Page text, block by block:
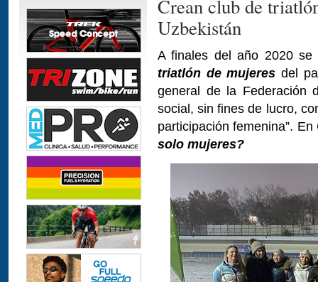
Crean club de
Uzbekistán
A finales del año 2020
triatlón de mujeres del
general de la Federación
social, sin fines de lucro,
participación femenina”.
solo mujeres?